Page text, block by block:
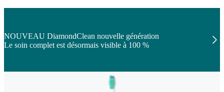
NOUVEAU DiamondClean nouvelle génération
Le soin complet est désormais visible à 100 %